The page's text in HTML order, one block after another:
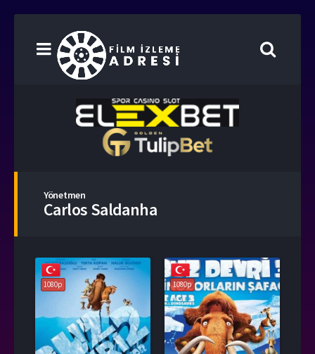
Yönetmen
Carlos Saldanha
1080p 1080p